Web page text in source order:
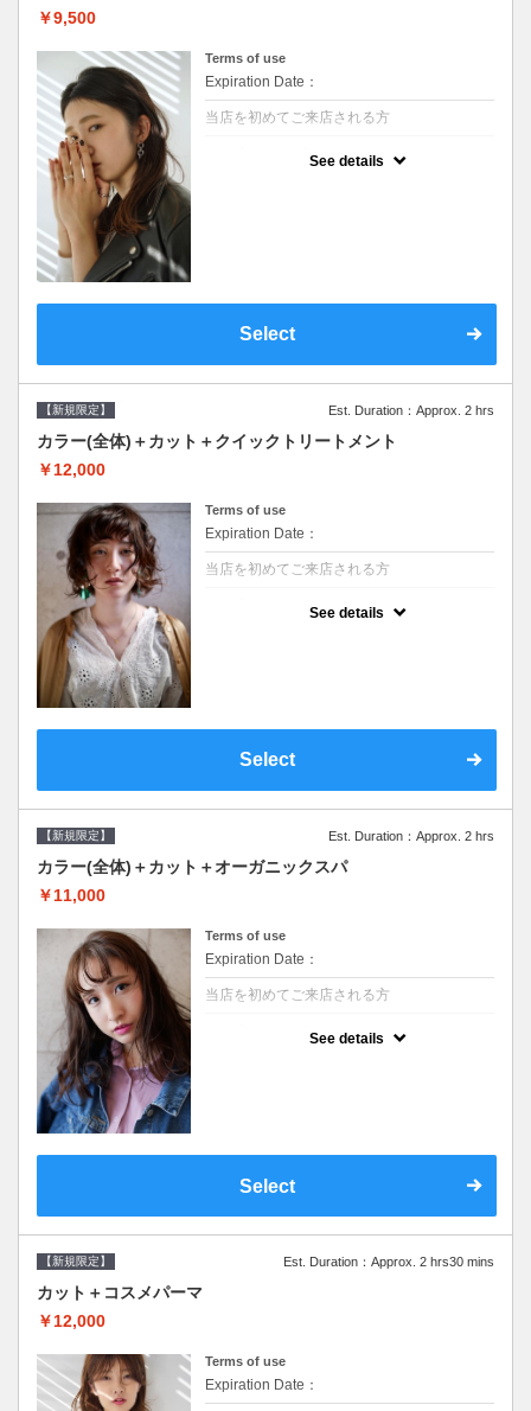
￥9,500
Terms of use
Expiration Date：
当店を初めてご来店される方
See details
Select
【新規限定】 Est. Duration：Approx. 2 hrs
カラー(全体)＋カット＋クイックトリートメント
￥12,000
Terms of use
Expiration Date：
当店を初めてご来店される方
See details
Select
【新規限定】 Est. Duration：Approx. 2 hrs
カラー(全体)＋カット＋オーガニックスパ
￥11,000
Terms of use
Expiration Date：
当店を初めてご来店される方
See details
Select
【新規限定】 Est. Duration：Approx. 2 hrs30 mins
カット＋コスメパーマ
￥12,000
Terms of use
Expiration Date：